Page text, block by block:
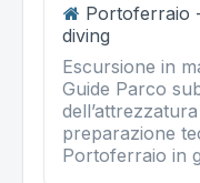
Portoferraio
diving
Escursione in
Guide Parco
preparazione
Portoferraio in